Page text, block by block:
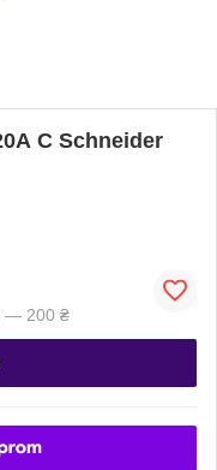
С Schneider
— 200 ₴